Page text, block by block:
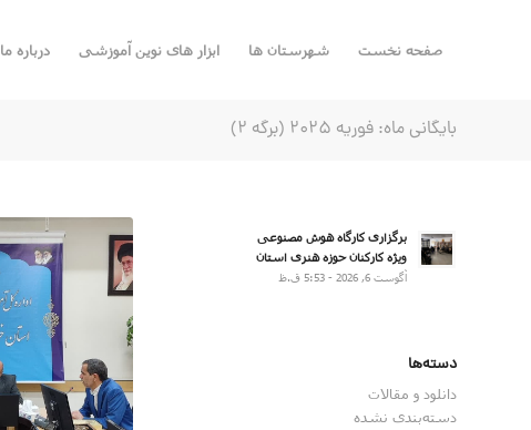
صفحه نخست شهرستان ها ابزار های نوین آموزشی درباره ما
بایگانی ماه: فوریه 2025 (برگه 2)
برگزاری کارگاه هوش مصنوعی
ویژه کارکنان حوزه هنری استان
آگوست 6, 2026 - 5:53 ق.ظ
دسته‌ها
دانلود و مقالات
دسته‌بندی نشده